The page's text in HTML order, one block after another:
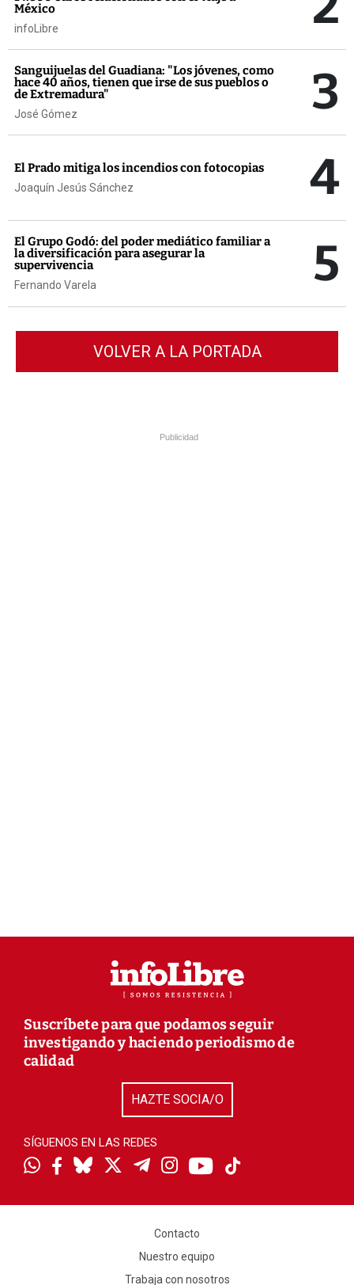
México
infoLibre
Sanguijuelas del Guadiana: "Los jóvenes, como
hace 40 años, tienen que irse de sus pueblos o
de Extremadura"
José Gómez 3
El Prado mitiga los incendios con fotocopias
Joaquín Jesús Sánchez 4
El Grupo Godó: del poder mediático familiar a
la diversificación para asegurar la
supervivencia
Fernando Varela 5
VOLVER A LA PORTADA
Publicidad
Suscríbete para que podamos seguir
investigando y haciendo periodismo de
calidad
HAZTE SOCIA/O
SÍGUENOS EN LAS REDES
Contacto
Nuestro equipo
Trabaja con nosotros